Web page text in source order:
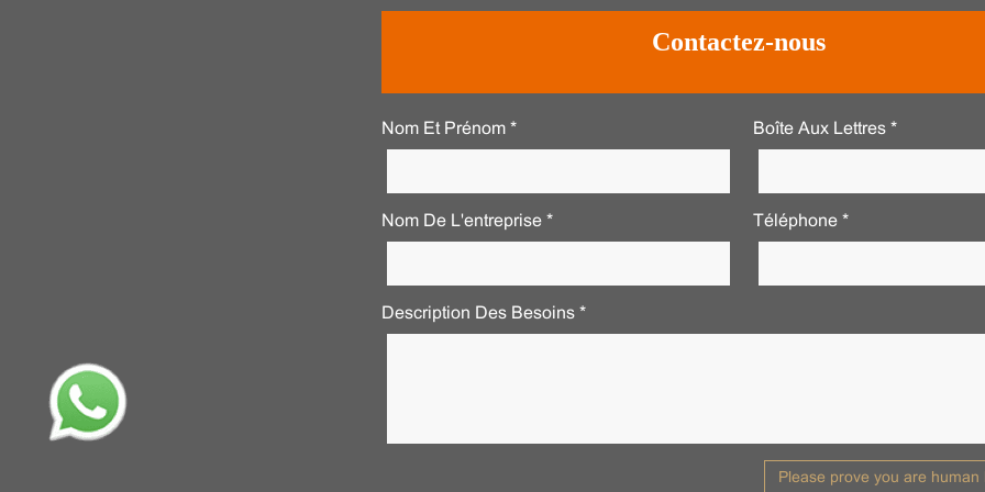
Contactez-nous
Nom Et Prénom * Boîte Aux Lettres *
Nom De L'entreprise * Téléphone *
Description Des Besoins *
Please prove you are human